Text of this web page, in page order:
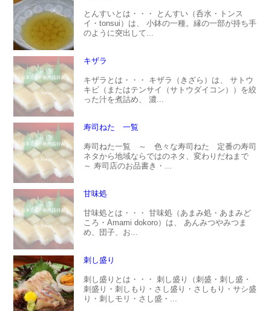
とんすいとは・・・ とんすい（呑水・トンス
イ・tonsui）は、 小鉢の一種。縁の一部が持ち手
のように突出して...
キザラ
キザラとは・・・ キザラ（きざら）は、 サトウ
キビ（またはテンサイ（サトウダイコン））を絞
った汁を煮詰め、 濃...
寿司ねた 一覧
寿司ねた一覧 ～ 色々な寿司ねた 定番の寿司
ネタから地域ならではのネタ、変わりだねまで
～ 寿司店のお品書き・...
甘味処
甘味処とは・・・ 甘味処（あまみ処・あまみど
ころ・Amami dokoro）は、 あんみつやみつま
め、団子、お...
刺し盛り
刺し盛りとは・・・ 刺し盛り（刺盛・刺し盛・
刺盛り・刺しもり・さし盛り・さしもり・サシ盛
り・刺しモリ・さし盛・...